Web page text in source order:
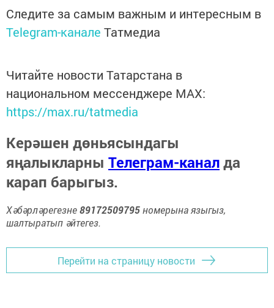
Следите за самым важным и интересным в
Telegram-канале Татмедиа
Читайте новости Татарстана в
национальном мессенджере MАХ:
https://max.ru/tatmedia
Керәшен дөньясындагы
яңалыкларны Телеграм-каналда
карап барыгыз.
Хәбәрләрегезне89172509795номерына языгыз,
шалтыратып әйтегез.
Перейти на страницу новости